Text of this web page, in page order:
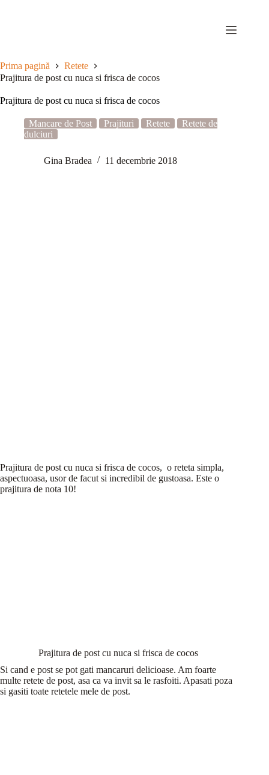
Prima pagină
Retete
Prajitura de post cu nuca si frisca de cocos
Prajitura de post cu nuca si frisca de cocos
Mancare de Post Prajituri Retete
Retete de
dulciuri
Gina Bradea 11 decembrie 2018
Prajitura de post cu nuca si frisca de cocos, o reteta simpla,
aspectuoasa, usor de facut si incredibil de gustoasa. Este o
prajitura de nota 10!
Prajitura de post cu nuca si frisca de cocos
Si cand e post se pot gati mancaruri delicioase. Am foarte
multe retete de post, asa ca va invit sa le rasfoiti. Apasati poza
si gasiti toate retetele mele de post.